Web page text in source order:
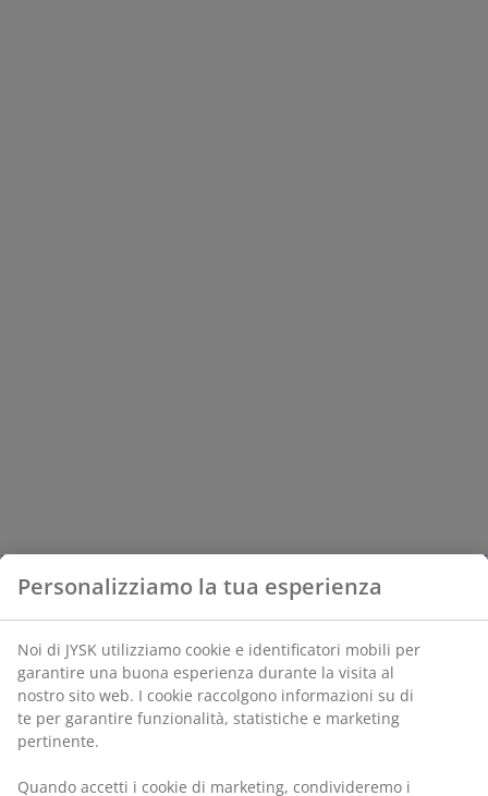
Personalizziamo la tua esperienza
Noi di JYSK utilizziamo cookie e identificatori mobili per
garantire una buona esperienza durante la visita al
nostro sito web. I cookie raccolgono informazioni su di
te per garantire funzionalità, statistiche e marketing
pertinente.
Quando accetti i cookie di marketing, condivideremo i